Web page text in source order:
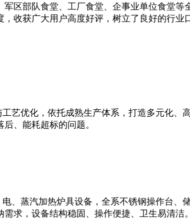
区部队食堂、工厂食堂、企事业单位食堂等
收获广大用户高度好评，树立了良好的行
艺优化，依托成熟生产体系，打造多元化、
、能耗超标的问题。
、蒸汽加热炉具设备，全系不锈钢操作台、
求，设备结构稳固、操作便捷、卫生易清洁。